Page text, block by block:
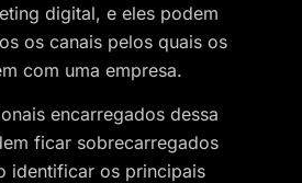
digital, e eles podem
os canais pelos quais os
com uma empresa.
encarregados dessa
ficar sobrecarregados
identificar os principais